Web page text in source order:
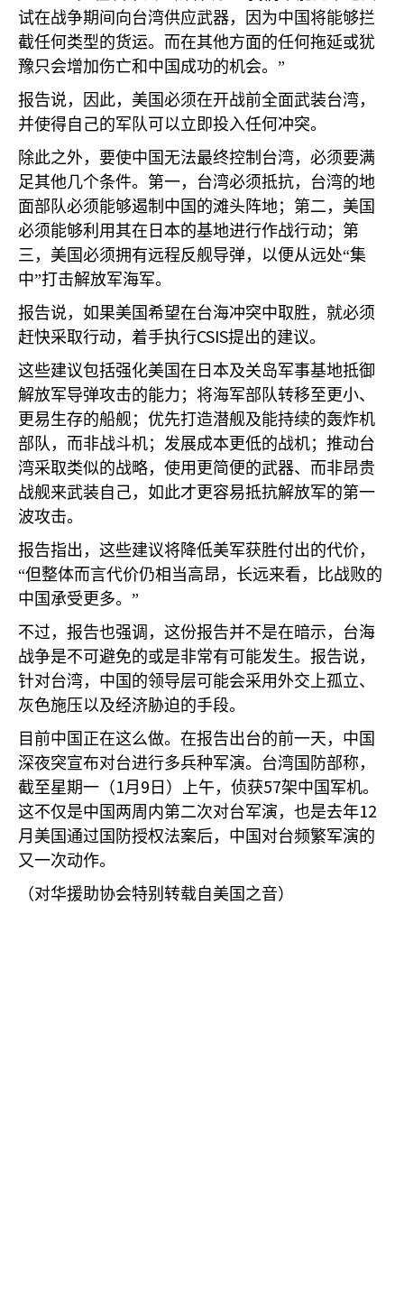
试在战争期间向台湾供应武器，因为中国将能够拦
截任何类型的货运。而在其他方面的任何拖延或犹
豫只会增加伤亡和中国成功的机会。”
报告说，因此，美国必须在开战前全面武装台湾，
并使得自己的军队可以立即投入任何冲突。
除此之外，要使中国无法最终控制台湾，必须要满
足其他几个条件。第一，台湾必须抵抗，台湾的地
面部队必须能够遏制中国的滩头阵地；第二，美国
必须能够利用其在日本的基地进行作战行动；第
三，美国必须拥有远程反舰导弹，以便从远处“集
中”打击解放军海军。
报告说，如果美国希望在台海冲突中取胜，就必须
赶快采取行动，着手执行CSIS提出的建议。
这些建议包括强化美国在日本及关岛军事基地抵御
解放军导弹攻击的能力；将海军部队转移至更小、
更易生存的船舰；优先打造潜舰及能持续的轰炸机
部队，而非战斗机；发展成本更低的战机；推动台
湾采取类似的战略，使用更简便的武器、而非昂贵
战舰来武装自己，如此才更容易抵抗解放军的第一
波攻击。
报告指出，这些建议将降低美军获胜付出的代价，
“但整体而言代价仍相当高昂，长远来看，比战败的
中国承受更多。”
不过，报告也强调，这份报告并不是在暗示，台海
战争是不可避免的或是非常有可能发生。报告说，
针对台湾，中国的领导层可能会采用外交上孤立、
灰色施压以及经济胁迫的手段。
目前中国正在这么做。在报告出台的前一天，中国
深夜突宣布对台进行多兵种军演。台湾国防部称，
截至星期一（ 1月 9 日）上午，侦获57架中国军机。
这不仅是中国两周内第二次对台军演，也是去年12
月美国通过国防授权法案后，中国对台频繁军演的
又一次动作。
（对华援助协会特别转载自美国之音）